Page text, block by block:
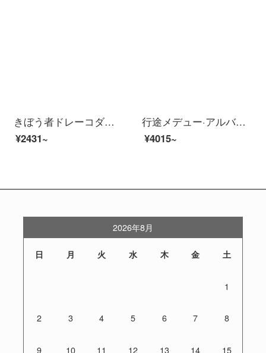
きぼう者ドレーコダマ・パノラマイハイビジ夜見ワイヤワイファイ携帯に関するUSB給電非表示小型360駐車監視レイン音制御公式仕様：USB電源線＋32 Gカード
¥2431~
行途メデュー·アルバーク夜見前後に逆画像ブラックシングル+32 Gメモリカード+包レインストール
¥4015~
2026年8月
日 月 火 水 木 金 土
1
2 3 4 5 6 7 8
9 10 11 12 13 14 15